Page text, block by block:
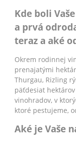
Kde boli
a prvá
teraz a aké
Okrem rodinnej
prenajatými
Thurgau, Rizling
päťdesiat
vinohradov, v
ktoré pestujeme,
Aké je Vaše